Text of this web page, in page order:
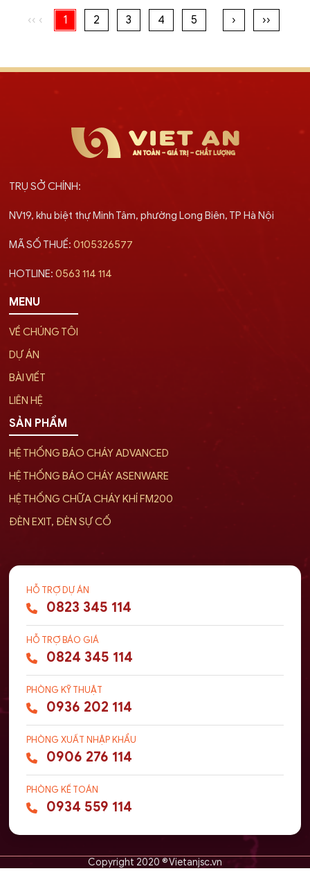
‹‹ ‹ 1 2 3 4 5 › ››
TRỤ SỞ CHÍNH:
NV19, khu biệt thự Minh Tâm, phường Long Biên, TP Hà Nội
MÃ SỐ THUẾ:0105326577
HOTLINE:0563 114 114
MENU
VỀ CHÚNG TÔI
DỰ ÁN
BÀI VIẾT
LIÊN HỆ
SẢN PHẨM
HỆ THỐNG BÁO CHÁY ADVANCED
HỆ THỐNG BÁO CHÁY ASENWARE
HỆ THỐNG CHỮA CHÁY KHÍ FM200
ĐÈN EXIT, ĐÈN SỰ CỐ
HỖ TRỢ DỰ ÁN
0823 345 114
HỖ TRỢ BÁO GIÁ
0824 345 114
PHÒNG KỸ THUẬT
0936 202 114
PHÒNG XUẤT NHẬP KHẨU
0906 276 114
PHÒNG KẾ TOÁN
0934 559 114
Copyright 2020 ® Vietanjsc.vn